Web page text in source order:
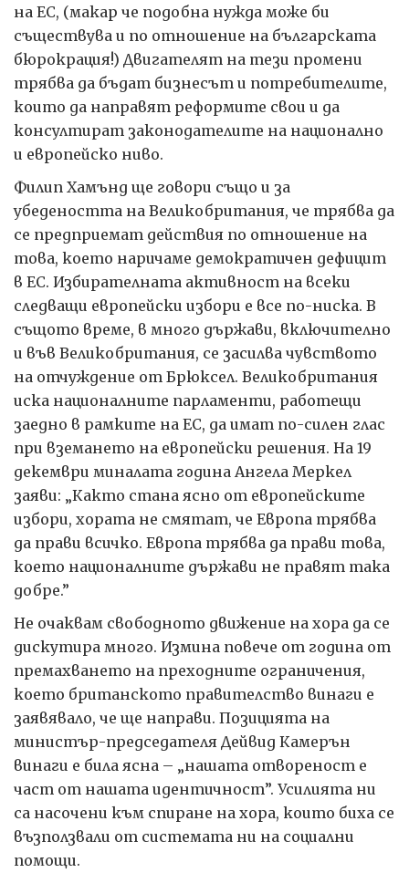
на ЕС, (макар че подобна нужда може би
съществува и по отношение на българската
бюрокрация!) Двигателят на тези промени
трябва да бъдат бизнесът и потребителите,
които да направят реформите свои и да
консултират законодателите на национално
и европейско ниво.
Филип Хамънд ще говори също и за
убедеността на Великобритания, че трябва да
се предприемат действия по отношение на
това, което наричаме демократичен дефицит
в ЕС. Избирателната активност на всеки
следващи европейски избори е все по-ниска. В
същото време, в много държави, включително
и във Великобритания, се засилва чувството
на отчуждение от Брюксел. Великобритания
иска националните парламенти, работещи
заедно в рамките на ЕС, да имат по-силен глас
при вземането на европейски решения. На 19
декември миналата година Ангела Меркел
заяви: „Както стана ясно от европейските
избори, хората не смятат, че Европа трябва
да прави всичко. Европа трябва да прави това,
което националните държави не правят така
добре.”
Не очаквам свободното движение на хора да се
дискутира много. Измина повече от година от
премахването на преходните ограничения,
коeто британското правителство винаги е
заявявало, че ще направи. Позицията на
министър-председателя Дейвид Камерън
винаги е била ясна – „нашата отвореност е
част от нашата идентичност”. Усилията ни
са насочени към спиране на хора, които биха се
възползвали от системата ни на социални
помощи.